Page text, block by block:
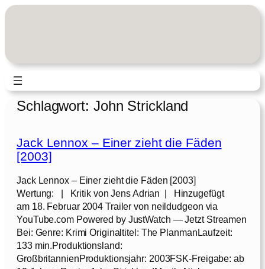
Zum
Schlagwort: John Strickland
Jack Lennox – Einer zieht die Fäden
[2003]
Jack Lennox – Einer zieht die Fäden [2003]
Wertung: | Kritik von Jens Adrian | Hinzugefügt
am 18. Februar 2004 Trailer von neildudgeon via
YouTube.com Powered by JustWatch — Jetzt Streamen
Bei: Genre: Krimi Originaltitel: The PlanmanLaufzeit:
133 min.Produktionsland:
GroßbritannienProduktionsjahr: 2003FSK-Freigabe: ab